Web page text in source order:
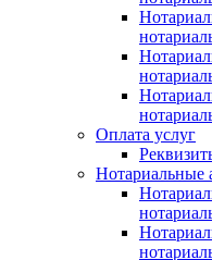
Оплата услуг
Нотариальные